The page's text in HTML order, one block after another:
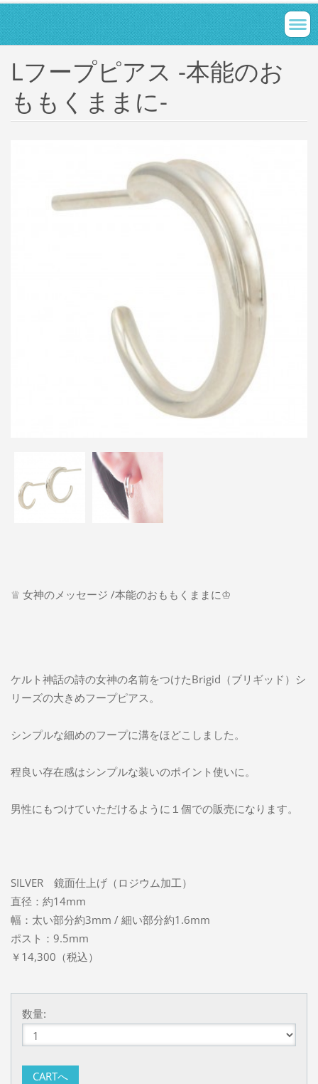
Lフープピアス -本能のお
ももくままに-
♕ 女神のメッセージ /本能のおももくままに♔
ケルト神話の詩の女神の名前をつけたBrigid（ブリギッド）シ
リーズの大きめフープピアス。
シンプルな細めのフープに溝をほどこしました。
程良い存在感はシンプルな装いのポイント使いに。
男性にもつけていただけるように１個での販売になります。
SILVER 鏡面仕上げ（ロジウム加工）
直径：約14mm
幅：太い部分約3mm / 細い部分約1.6mm
ポスト：9.5mm
￥14,300（税込）
数量: